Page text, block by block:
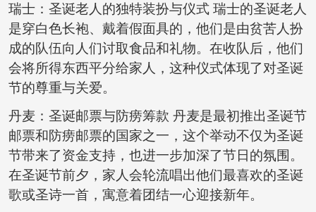
瑞士：圣诞老人的独特装扮与仪式 瑞士的圣诞老人
是穿白色长袍、戴着假面具的，他们是由贫苦人扮
成的队伍向人们讨取食品和礼物。在收队后，他们
会将所得东西平分给家人，这种仪式体现了对圣诞
节的尊重与关爱。
丹麦：圣诞邮票与防痨筹款 丹麦是最初推出圣诞节
邮票和防痨邮票的国家之一，这个举动不仅为圣诞
节带来了资金支持，也进一步加深了节日的氛围。
在圣诞节前夕，家人会轮流唱出他们最喜欢的圣诞
歌或圣诗一首，寓意着团结一心迎接新年。